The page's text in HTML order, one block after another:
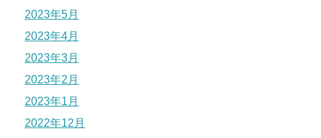
2023年5月
2023年4月
2023年3月
2023年2月
2023年1月
2022年12月